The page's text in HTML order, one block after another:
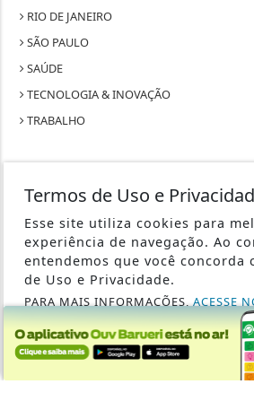
RIO DE JANEIRO
SÃO PAULO
SAÚDE
TECNOLOGIA & INOVAÇÃO
TRABALHO
SEU SITE - TODOS OS DIREITOS
TERMOS DE USO E
EXPEDIENTE
SOBRE
Termos de Uso e
Esse site utiliza cookies para
experiência de navegação. Ao
entendemos que você concorda
de Uso e Privacidade.
PARA MAIS INFORMAÇÕES,ACESSE
CLICANDO AQUI
PROSSEGUIR